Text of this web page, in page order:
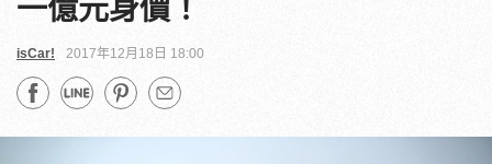
一億元身價！
isCar! 2017年12月18日 18:00